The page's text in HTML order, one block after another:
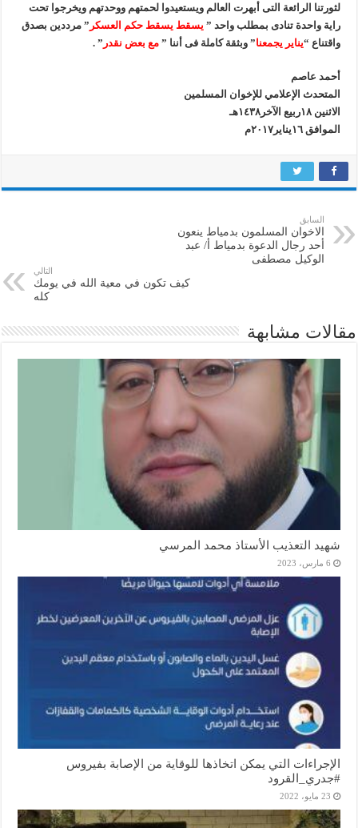
لثورتنا الرائعة التى أبهرت العالم ويستعيدوا لحمتهم ووحدتهم ويخرجوا تحت
راية واحدة تنادى بمطلب واحد ” يسقط يسقط حكم العسكر ” مرددين بصدق
واقتناع “يناير يجمعنا” وبثقة كاملة فى أننا ”مع بعض نقدر ” .
أحمد عاصم
المتحدث الإعلامي للإخوان المسلمين
الاثنين ١٨ربيع الآخر١٤٣٨هـ
الموافق ١٦يناير٢٠١٧م
السابق
الاخوان المسلمون بدمياط ينعون
أحد رجال الدعوة بدمياط أ/ عبد
الوكيل مصطفى
التالي
كيف تكون في معية الله في يومك
كله
مقالات مشابهة
شهيد التعذيب الأستاذ محمد المرسي
6 مارس، 2023
الإجراءات التي يمكن اتخاذها للوقاية من الإصابة بفيروس
#جدري_القرود
23 مايو، 2022